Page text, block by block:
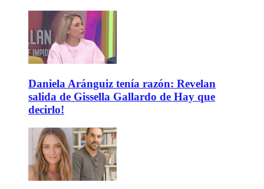
Daniela Aránguiz tenía razón: Revelan
salida de Gissella Gallardo de Hay que
decirlo!